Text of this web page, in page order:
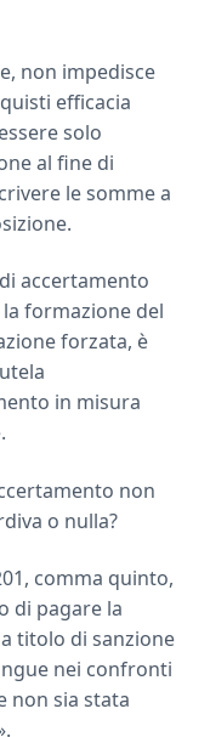
non impedisce
efficacia
solo
al fine di
le somme a
accertamento
formazione del
forzata, è
in misura
non
o nulla?
comma quinto,
di pagare la
titolo di sanzione
nei confronti
non sia stata